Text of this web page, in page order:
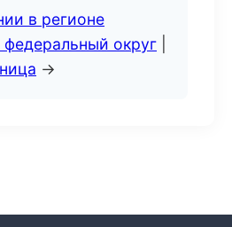
в регионе
округ
→